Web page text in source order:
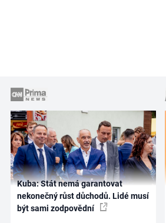
Kuba: Stát nemá garantovat
nekonečný růst důchodů. Lidé musí
být sami zodpovědní